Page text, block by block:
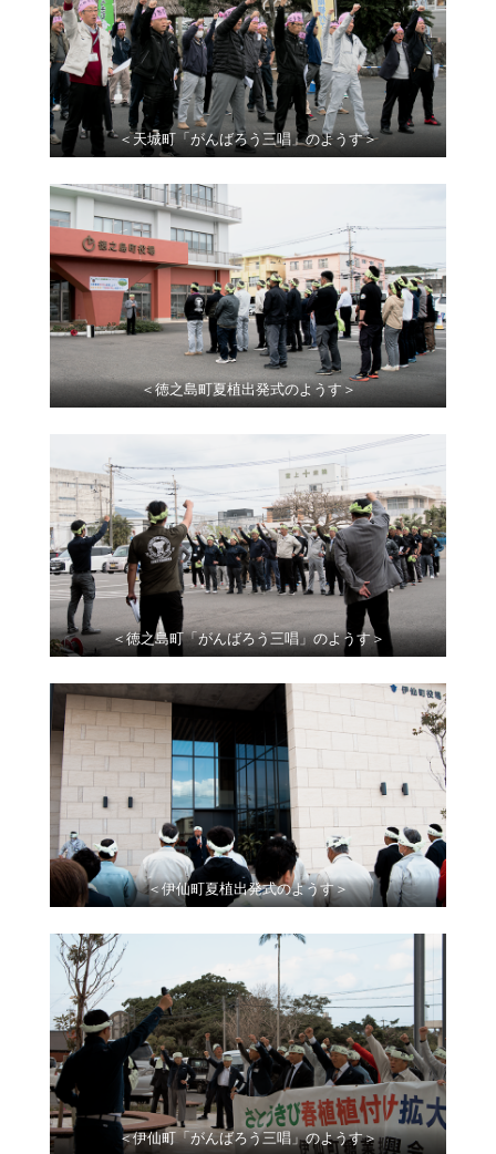
＜天城町「がんばろう三唱」のようす＞
＜徳之島町夏植出発式のようす＞
＜徳之島町「がんばろう三唱」のようす＞
＜伊仙町夏植出発式のようす＞
＜伊仙町「がんばろう三唱」のようす＞